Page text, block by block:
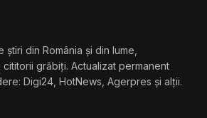
știri din România și din lume,
grăbiți. Actualizat permanent
Digi24, HotNews, Agerpres și alții.